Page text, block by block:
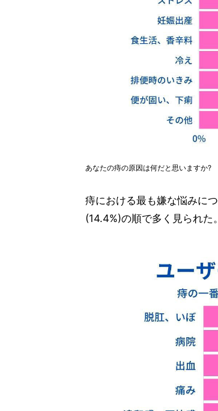
あなたの痔の原因は何だと思いますか?
痔における最も嫌な悩みに
(14.4%)の順で多く見られた。